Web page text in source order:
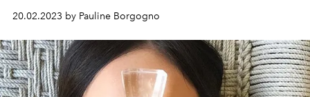
20.02.2023 by Pauline Borgogno